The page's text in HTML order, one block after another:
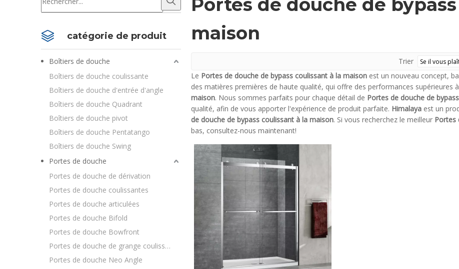
catégorie de produit
Boîtiers de douche
Boîtiers de douche coulissante
Boîtiers de douche d'entrée d'angle
Boîtiers de douche Quadrant
Boîtiers de douche pivot
Boîtiers de douche Pentatango
Boîtiers de douche Swing
Portes de douche
Portes de douche de dérivation
Portes de douche coulissantes
Portes de douche articulées
Portes de douche Bifold
Portes de douche Bowfront
Portes de douche de grange coulissantes
Portes de douche Neo Angle
Portes de douche de
maison
Trier
Le Portes de douche de bypass coulissant à la maison est un nouveau concept,
des matières premières de haute qualité, qui offre des performances supérieures
maison. Nous sommes parfaits pour chaque détail de Portes de douche de
qualité, afin de vous apporter l'expérience de produit parfaite. Himalaya est un
de douche de bypass coulissant à la maison. Si vous recherchez le meilleur Portes
bas, consultez-nous maintenant!